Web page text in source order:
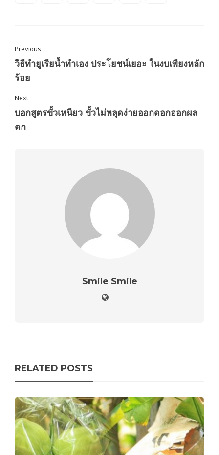
Previous
วิธีทำยูเรียน้ำทำเอง ประโยชน์เยอะ ในงบเพียงหลัก
ร้อย
Next
บอกสูตรขั้วเหนียว ขั้วไม่หลุดง่ายออกดอกออกผล
ดก
Smile Smile
RELATED POSTS